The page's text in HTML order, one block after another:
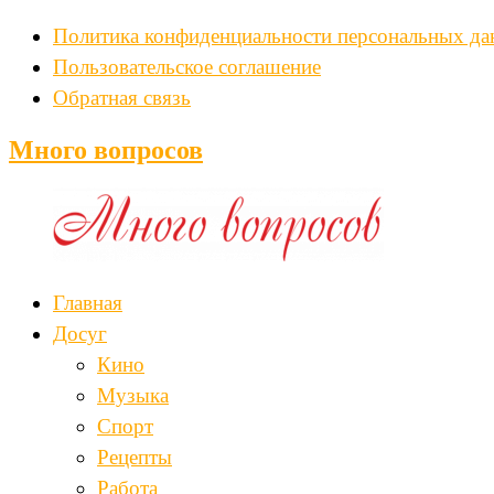
Политика конфиденциальности персональных
Пользовательское соглашение
Обратная связь
Много вопросов
Главная
Досуг
Кино
Музыка
Спорт
Рецепты
Работа